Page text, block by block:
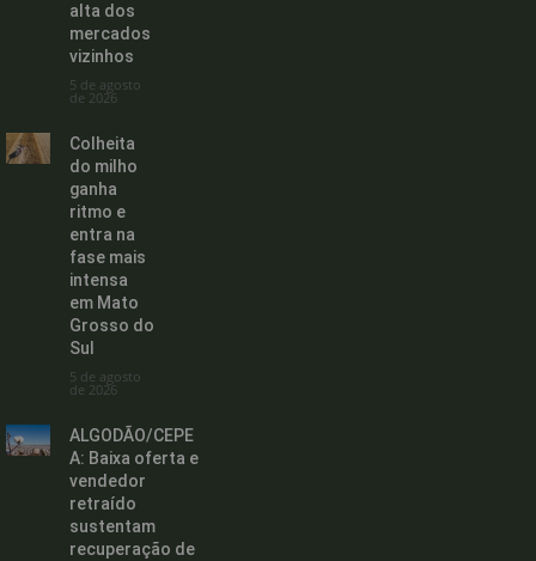
alta dos
mercados
vizinhos
5 de agosto
de 2026
Colheita
do milho
ganha
ritmo e
entra na
fase mais
intensa
em Mato
Grosso do
Sul
5 de agosto
de 2026
ALGODÃO/CEPE
A: Baixa oferta e
vendedor
retraído
sustentam
recuperação de